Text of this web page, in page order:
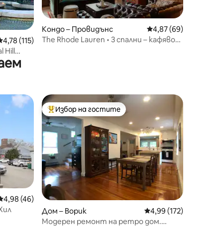
оценка: 4,78 от 5, 115 отзива
4,78 (115)
Hill
Кондо – Провидънс Средна оценка:
4,87 (69)
The Rhode Lauren • 3 спални – кафяво
оценка: 4,98 от 5, 46 отзива
4,98 (46)
Най-популярен избор на гостите
Избор на гостите
Дом – Ворик Средна оценка: 4,99
4,99 (172)
Модерен ремонт на ретро дом.